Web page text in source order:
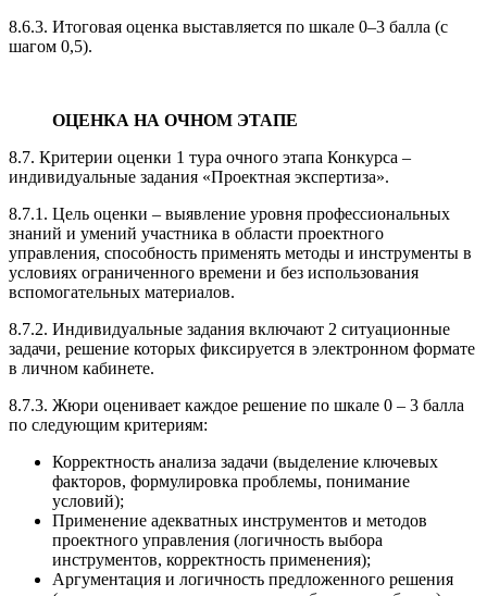
8.6.3. Итоговая оценка выставляется по шкале 0–3 балла (с
шагом 0,5).
ОЦЕНКА НА ОЧНОМ ЭТАПЕ
8.7. Критерии оценки 1 тура очного этапа Конкурса –
индивидуальные задания «Проектная экспертиза».
8.7.1. Цель оценки – выявление уровня профессиональных
знаний и умений участника в области проектного
управления, способность применять методы и инструменты в
условиях ограниченного времени и без использования
вспомогательных материалов.
8.7.2. Индивидуальные задания включают 2 ситуационные
задачи, решение которых фиксируется в электронном формате
в личном кабинете.
8.7.3. Жюри оценивает каждое решение по шкале 0 – 3 балла
по следующим критериям:
Корректность анализа задачи (выделение ключевых
факторов, формулировка проблемы, понимание
условий);
Применение адекватных инструментов и методов
проектного управления (логичность выбора
инструментов, корректность применения);
Аргументация и логичность предложенного решения